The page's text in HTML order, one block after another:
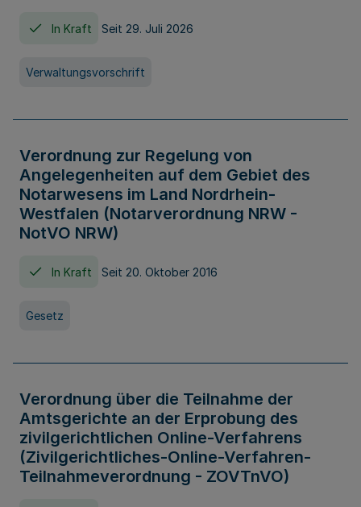
In Kraft Seit 29. Juli 2026
Verwaltungsvorschrift
Verordnung zur Regelung von
Angelegenheiten auf dem Gebiet des
Notarwesens im Land Nordrhein-
Westfalen (Notarverordnung NRW -
NotVO NRW)
In Kraft Seit 20. Oktober 2016
Gesetz
Verordnung über die Teilnahme der
Amtsgerichte an der Erprobung des
zivilgerichtlichen Online-Verfahrens
(Zivilgerichtliches-Online-Verfahren-
Teilnahmeverordnung - ZOVTnVO)